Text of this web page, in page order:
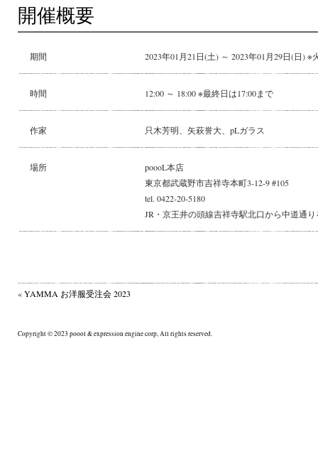
開催概要
期間 2023年01月21日(土) ～ 2023年01月29日(日) ※
時間 12:00 ～ 18:00 ※最終日は17:00まで
作家 只木芳明、矢萩誉大、pLガラス
場所
poooL本店
東京都武蔵野市吉祥寺本町3-12-9 #105
tel. 0422-20-5180
JR・京王井の頭線吉祥寺駅北口から中道通り
«YAMMA お洋服受注会 2023
Copyright © 2023 poool & expression engine corp, All rights reserved.